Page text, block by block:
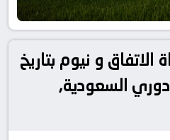
و نيوم بتاريخ
21 في دوري السعودية,